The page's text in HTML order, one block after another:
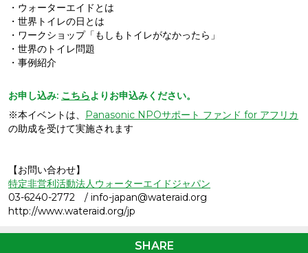
・ウォーターエイドとは
・世界トイレの日とは
・ワークショップ「もしもトイレがなかったら」
・世界のトイレ問題
・事例紹介
お申し込み: こちらよりお申込みください。
※本イベントは、 Panasonic NPOサポート ファンド for アフリカ
の助成を受けて実施されます
【お問い合わせ】
特定非営利活動法人ウォーターエイドジャパン
03-6240-2772 / info-japan@wateraid.org
http://www.wateraid.org/jp
SHARE